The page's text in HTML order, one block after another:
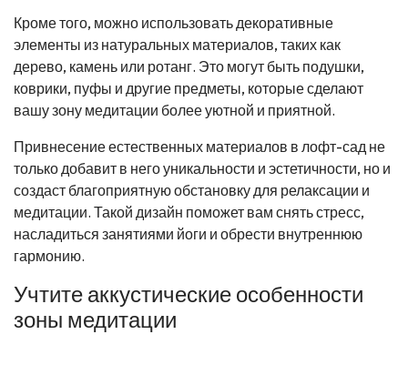
Кроме того, можно использовать декоративные
элементы из натуральных материалов, таких как
дерево, камень или ротанг. Это могут быть подушки,
коврики, пуфы и другие предметы, которые сделают
вашу зону медитации более уютной и приятной.
Привнесение естественных материалов в лофт-сад не
только добавит в него уникальности и эстетичности, но и
создаст благоприятную обстановку для релаксации и
медитации. Такой дизайн поможет вам снять стресс,
насладиться занятиями йоги и обрести внутреннюю
гармонию.
Учтите аккустические особенности
зоны медитации